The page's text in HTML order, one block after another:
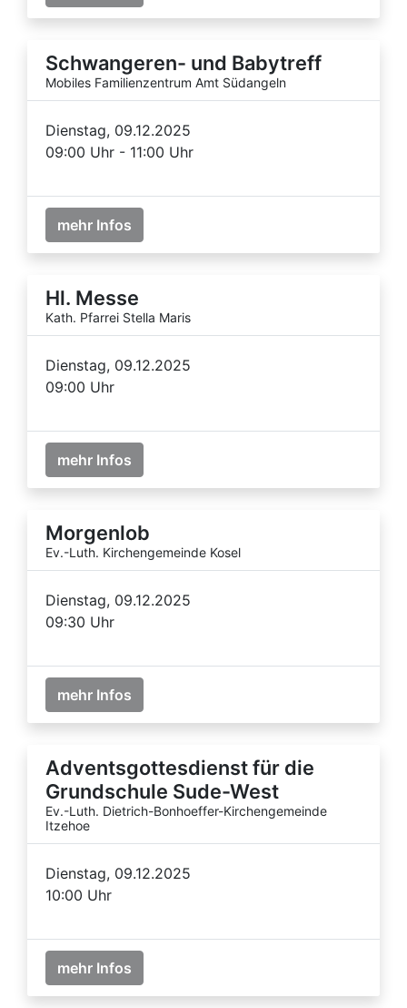
Schwangeren- und Babytreff
Mobiles Familienzentrum Amt Südangeln
Dienstag, 09.12.2025
09:00 Uhr - 11:00 Uhr
mehr Infos
Hl. Messe
Kath. Pfarrei Stella Maris
Dienstag, 09.12.2025
09:00 Uhr
mehr Infos
Morgenlob
Ev.-Luth. Kirchengemeinde Kosel
Dienstag, 09.12.2025
09:30 Uhr
mehr Infos
Adventsgottesdienst für die
Grundschule Sude-West
Ev.-Luth. Dietrich-Bonhoeffer-Kirchengemeinde
Itzehoe
Dienstag, 09.12.2025
10:00 Uhr
mehr Infos